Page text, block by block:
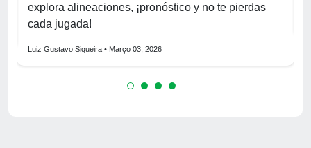
explora alineaciones, ¡pronóstico y no te pierdas
cada jugada!
Luiz Gustavo Siqueira • Março 03, 2026